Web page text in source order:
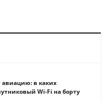
авиацию: в каких
Wi-Fi на борту